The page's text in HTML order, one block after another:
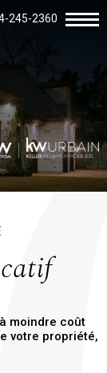
245-2360
moindre coût
votre propriété,